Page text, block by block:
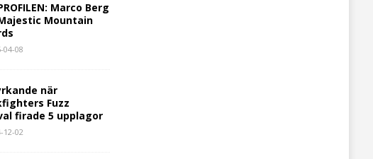
Marco Berg
Mountain
04-08
när
Fuzz
firade 5 upplagor
12-02